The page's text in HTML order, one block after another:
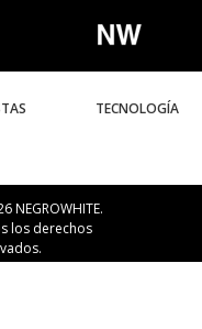
TECNOLOGÍA
FICCIÓN Y REALIDAD
CUENTOS
NEGROWHITE.
los derechos